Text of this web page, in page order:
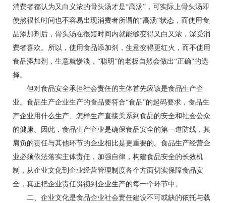
消费者都认为又白义浓的骨头汤才是“高汤”，可实际上骨头汤即
使熬很长时间也不容易出现消费者所谓的“高汤”状态，而使用食
品添加剂后，骨头汤在很短时间内就能够变得又白又浓，深受消
费者喜欢。所以，使用食品添加剂，生意变得更红火，而不使用
食品添加剂，生意就惨淡，“聪明”的老板自然会做出“正确”的选
择。
但对食品安全承担社会责任的主体首先应该是食品生产企
业。食品生产企业生产的食品要符合“食品”的起码要求，食品生
产企业用什么生产、怎样生产直接关系到食品的安全和社会公众
的健康。因此，食品生产企业是确保食品安全的第一道防线，其
肩负的责任与其他环节的企业相比是更重要的。食品生产经营企
业必须依法落实主体责任，加强自律，构建食品安全的长效机
制，从企业文化到企业经营管理制度各个方面切实保障食品安
全，真正把企业责任贯彻到企业生产的每一个环节中。
二、企业文化是食品企业社会责任建设不可或缺的依托与载